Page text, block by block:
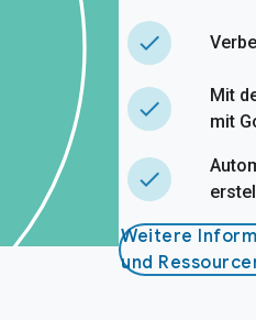
done
done
Mit
mit
done
Weitere
und